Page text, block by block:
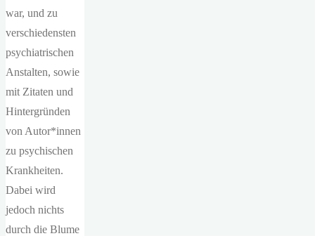
war, und zu
verschiedensten
psychiatrischen
Anstalten, sowie
mit Zitaten und
Hintergründen
von Autor*innen
zu psychischen
Krankheiten.
Dabei wird
jedoch nichts
durch die Blume